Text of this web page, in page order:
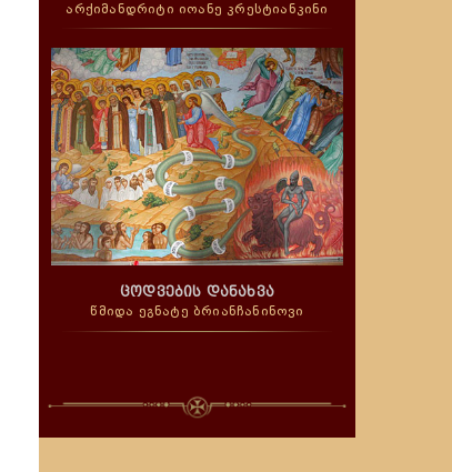
არქიმანდრიტი იოანე კრესტიანკინი
ცოდვების დანახვა
წმიდა ეგნატე ბრიანჩანინოვი